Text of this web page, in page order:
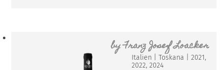
byFranz Josef Loacker
Italien Toskana
2021,
2022, 2024